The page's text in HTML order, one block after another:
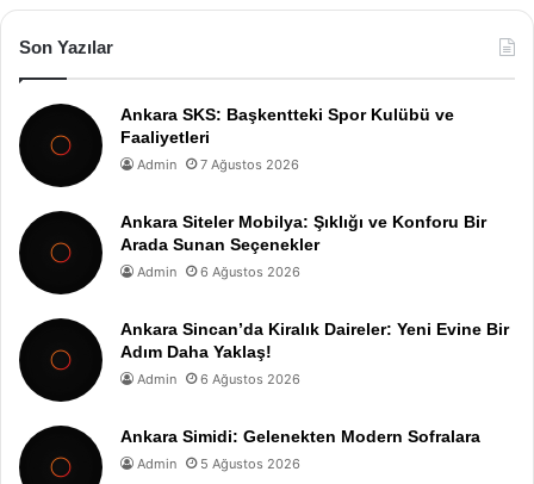
Son Yazılar
Ankara SKS: Başkentteki Spor Kulübü ve
Faaliyetleri
Admin 7 Ağustos 2026
Ankara Siteler Mobilya: Şıklığı ve Konforu Bir
Arada Sunan Seçenekler
Admin 6 Ağustos 2026
Ankara Sincan’da Kiralık Daireler: Yeni Evine Bir
Adım Daha Yaklaş!
Admin 6 Ağustos 2026
Ankara Simidi: Gelenekten Modern Sofralara
Admin 5 Ağustos 2026